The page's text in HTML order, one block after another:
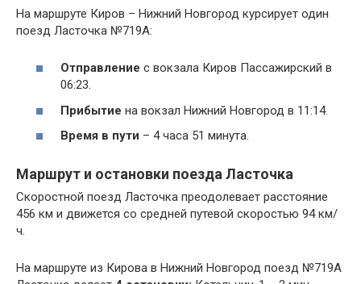
На маршруте Киров – Нижний Новгород курсирует один
поезд Ласточка №719А:
Отправление с вокзала Киров Пассажирский в
06:23.
Прибытие на вокзал Нижний Новгород в 11:14.
Время в пути – 4 часа 51 минута.
Маршрут и остановки поезда Ласточка
Скоростной поезд Ласточка преодолевает расстояние
456 км и движется со средней путевой скоростью 94 км/
ч.
На маршруте из Кирова в Нижний Новгород поезд №719А